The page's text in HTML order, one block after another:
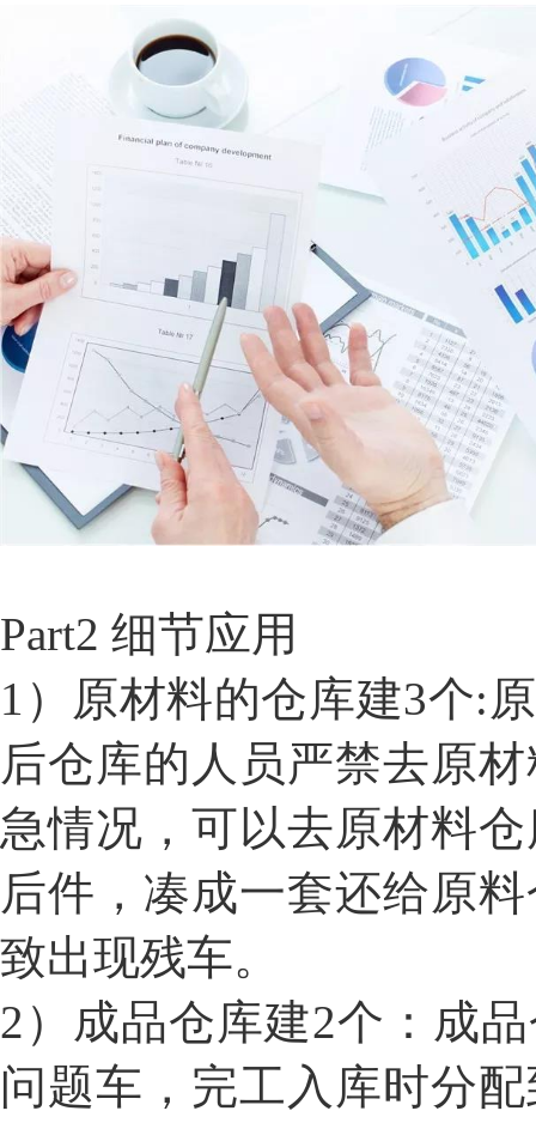
Part2 细节应用
1 ）原材料的仓库建3个:
后仓库的人员严禁去原
急情况，可以去原材料
后件，凑成一套还给原
致出现残车。
2 ）成品仓库建2个：成
问题车，完工入库时分